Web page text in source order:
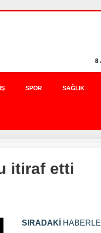
8
SPOR SAĞLIK
itiraf etti
SIRADAKİ